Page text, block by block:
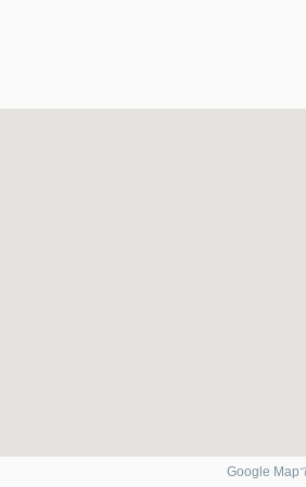
Google Map